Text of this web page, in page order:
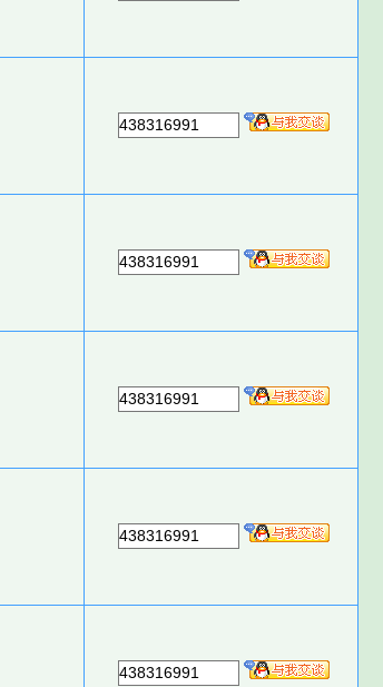
438316991
438316991
438316991
438316991
438316991